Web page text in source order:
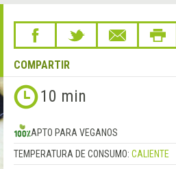
COMPARTIR
10 min
APTO PARA VEGANOS
TEMPERATURA DE CONSUMO: CALIENTE